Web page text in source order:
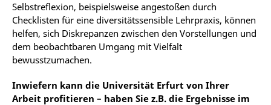
Selbstreflexion, beispielsweise angestoßen durch
Checklisten für eine diversitätssensible Lehrpraxis, können
helfen, sich Diskrepanzen zwischen den Vorstellungen und
dem beobachtbaren Umgang mit Vielfalt
bewusstzumachen.
Inwiefern kann die Universität Erfurt von Ihrer
Arbeit profitieren – haben Sie z.B. die Ergebnisse im